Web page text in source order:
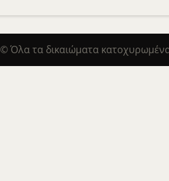
© Όλα τα δικαιώματα